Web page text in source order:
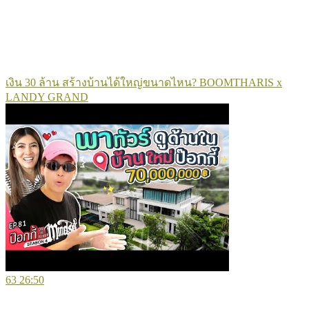
เงิน 30 ล้าน สร้างบ้านได้ใหญ่ขนาดไหน? BOOMTHARIS x
LANDY GRAND
63 26:50